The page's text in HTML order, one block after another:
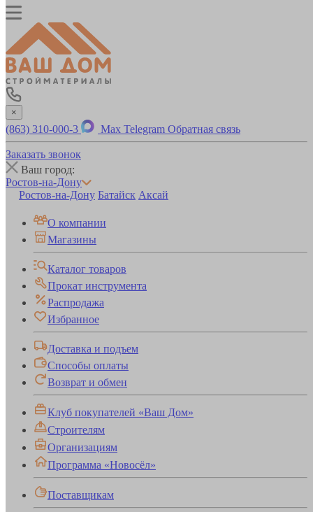
×
(863) 310-000-3 Max Telegram Обратная связь
Заказать звонок
Ваш город:
Ростов-на-Дону
Ростов-на-Дону Батайск Аксай
О компании
Магазины
Каталог товаров
Прокат инструмента
Распродажа
Избранное
Доставка и подъем
Способы оплаты
Возврат и обмен
Клуб покупателей «Ваш Дом»
Строителям
Организациям
Программа «Новосёл»
Поставщикам